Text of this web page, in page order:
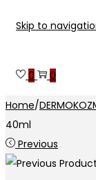
Skip to
0 0
Home/
40ml
Previous